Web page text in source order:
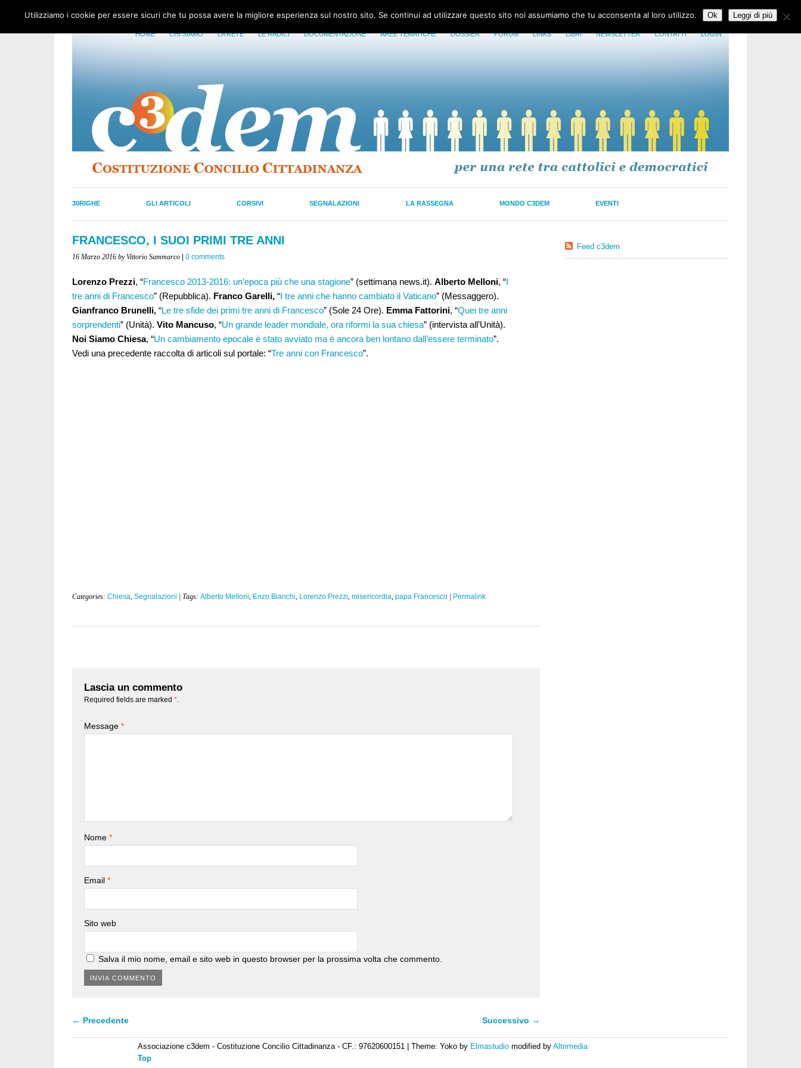
HOME CHI SIAMO LA RETE LE RADICI DOCUMENTAZIONE AREE TEMATICHE DOSSIER FORUM LINKS LIBRI NEWSLETTER CONTATTI LOGIN
30RIGHE GLI ARTICOLI CORSIVI SEGNALAZIONI LA RASSEGNA MONDO C3DEM EVENTI
FRANCESCO, I SUOI PRIMI TRE ANNI
16 Marzo 2016 by Vittorio Sammarco 0 comments
Lorenzo Prezzi, “Francesco 2013-2016: un’epoca più che una stagione” (settimana news.it). Alberto Melloni, “I
tre anni di Francesco” (Repubblica). Franco Garelli, “I tre anni che hanno cambiato il Vaticano” (Messaggero).
Gianfranco Brunelli, “Le tre sfide dei primi tre anni di Francesco” (Sole 24 Ore). Emma Fattorini, “Quei tre anni
sorprendenti” (Unità). Vito Mancuso, “Un grande leader mondiale, ora riformi la sua chiesa” (intervista all’Unità).
Noi Siamo Chiesa, “Un cambiamento epocale è stato avviato ma è ancora ben lontano dall’essere terminato”.
Vedi una precedente raccolta di articoli sul portale: “Tre anni con Francesco”.
Categories: Chiesa, Segnalazioni | Tags: Alberto Melloni, Enzo Bianchi, Lorenzo Prezzi, misericordia, papa Francesco Permalink
Lascia un commento
Required fields are marked *
Message *
Nome *
Email *
Sito web
Salva il mio nome, email e sito web in questo browser per la prossima volta che commento.
← Precedente Successivo →
Feed c3dem
Associazione c3dem - Costituzione Concilio Cittadinanza - CF.: 97620600151 Theme: Yoko by Elmastudio modified by Altrimedia
Top
Utilizziamo i cookie per essere sicuri che tu possa avere la migliore esperienza sul nostro sito. Se continui ad utilizzare questo sito noi assumiamo che tu acconsenta al loro utilizzo. Ok Leggi di più